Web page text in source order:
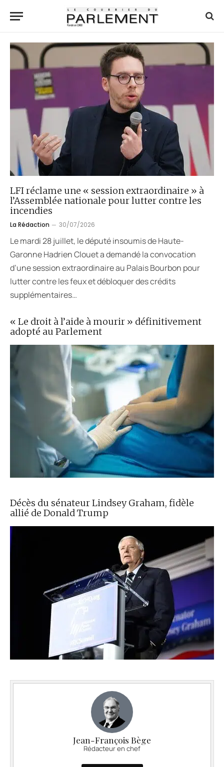
« Le droit à l’aide à mourir » définitivement
adopté au Parlement
Décès du sénateur Lindsey Graham, fidèle
allié de Donald Trump
LFI réclame une « session extraordinaire » à
l’Assemblée nationale pour lutter contre les
incendies
La Rédaction 30/07/2026
Le mardi 28 juillet, le député insoumis de Haute-
Garonne Hadrien Clouet a demandé la convocation
d’une session extraordinaire au Palais Bourbon pour
lutter contre les feux et débloquer des crédits
supplémentaires…
Jean-François Bège
Rédacteur en chef